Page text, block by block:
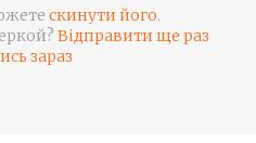
скинути його.
Відправити ще раз
зараз